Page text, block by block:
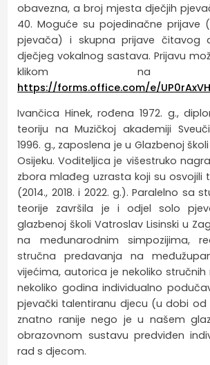
obavezna, a broj mjesta dječjih
40. Moguće su pojedinačne prijave
pjevača) i skupna prijave čitavog
dječjeg vokalnog sastava. Prijavu
klikom na
https://forms.office.com/e/
Ivančica Hinek, rođena 1972. g.,
teoriju na Muzičkoj akademiji
1996. g., zaposlena je u Glazbenoj
Osijeku. Voditeljica je višestruko
zbora mlađeg uzrasta koji su osvojili
(2014., 2018. i 2022. g.). Paralelno sa
teorije završila je i odjel solo
glazbenoj školi Vatroslav Lisinski u
na međunarodnim simpozijima,
stručna predavanja na
vijećima, autorica je nekoliko
nekoliko godina individualno
pjevački talentiranu djecu (u dobi od
znatno ranije nego je u našem
obrazovnom sustavu predviđen
rad s djecom.